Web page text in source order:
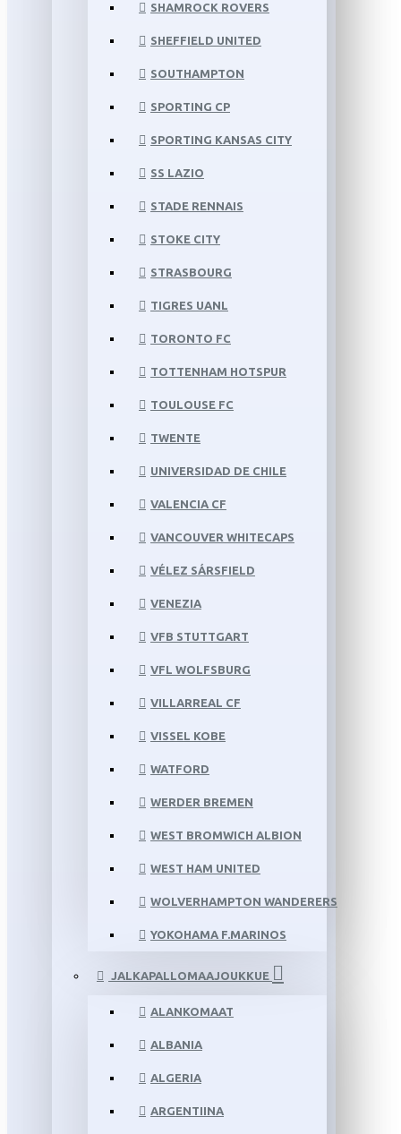
SHAMROCK ROVERS
SHEFFIELD UNITED
SOUTHAMPTON
SPORTING CP
SPORTING KANSAS CITY
SS LAZIO
STADE RENNAIS
STOKE CITY
STRASBOURG
TIGRES UANL
TORONTO FC
TOTTENHAM HOTSPUR
TOULOUSE FC
TWENTE
UNIVERSIDAD DE CHILE
VALENCIA CF
VANCOUVER WHITECAPS
VÉLEZ SÁRSFIELD
VENEZIA
VFB STUTTGART
VFL WOLFSBURG
VILLARREAL CF
VISSEL KOBE
WATFORD
WERDER BREMEN
WEST BROMWICH ALBION
WEST HAM UNITED
WOLVERHAMPTON WANDERERS
YOKOHAMA F.MARINOS
JALKAPALLOMAAJOUKKUE
ALANKOMAAT
ALBANIA
ALGERIA
ARGENTIINA